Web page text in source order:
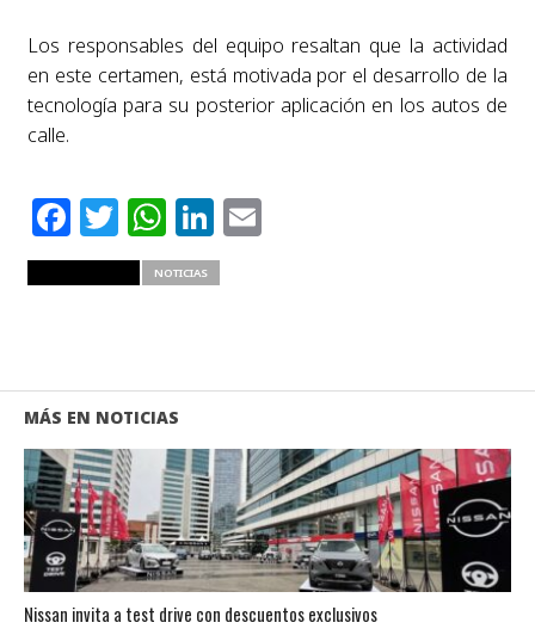
Los responsables del equipo resaltan que la actividad
en este certamen, está motivada por el desarrollo de la
tecnología para su posterior aplicación en los autos de
calle.
Facebook
Twitter
WhatsApp
LinkedIn
Email
NOTICIAS
MÁS EN NOTICIAS
Nissan invita a test drive con descuentos exclusivos